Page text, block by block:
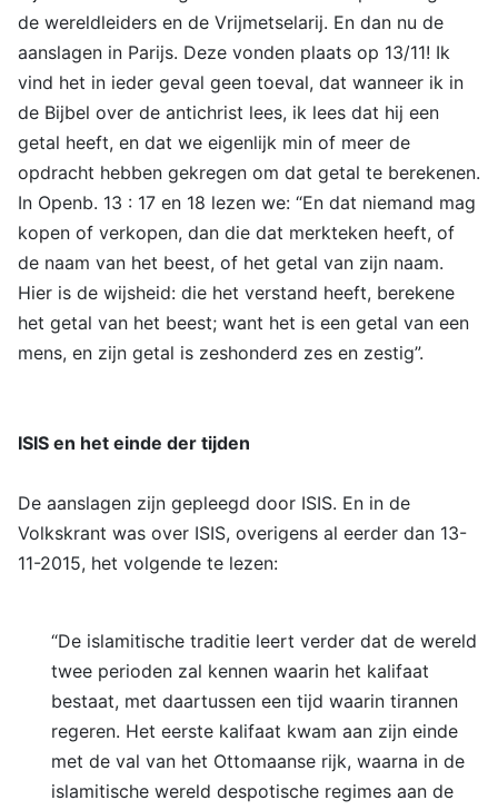
de wereldleiders en de Vrijmetselarij. En dan nu de
aanslagen in Parijs. Deze vonden plaats op 13/11! Ik
vind het in ieder geval geen toeval, dat wanneer ik in
de Bijbel over de antichrist lees, ik lees dat hij een
getal heeft, en dat we eigenlijk min of meer de
opdracht hebben gekregen om dat getal te berekenen.
In Openb. 13 : 17 en 18 lezen we: “En dat niemand mag
kopen of verkopen, dan die dat merkteken heeft, of
de naam van het beest, of het getal van zijn naam.
Hier is de wijsheid: die het verstand heeft, berekene
het getal van het beest; want het is een getal van een
mens, en zijn getal is zeshonderd zes en zestig”.
ISIS en het einde der tijden
De aanslagen zijn gepleegd door ISIS. En in de
Volkskrant was over ISIS, overigens al eerder dan 13-
11-2015, het volgende te lezen:
“De islamitische traditie leert verder dat de wereld
twee perioden zal kennen waarin het kalifaat
bestaat, met daartussen een tijd waarin tirannen
regeren. Het eerste kalifaat kwam aan zijn einde
met de val van het Ottomaanse rijk, waarna in de
islamitische wereld despotische regimes aan de